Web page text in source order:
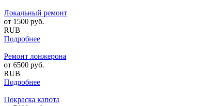
Локальный ремонт
от 1500 руб.
RUB
Подробнее
Ремонт лонжерона
от 6500 руб.
RUB
Подробнее
Покраска капота